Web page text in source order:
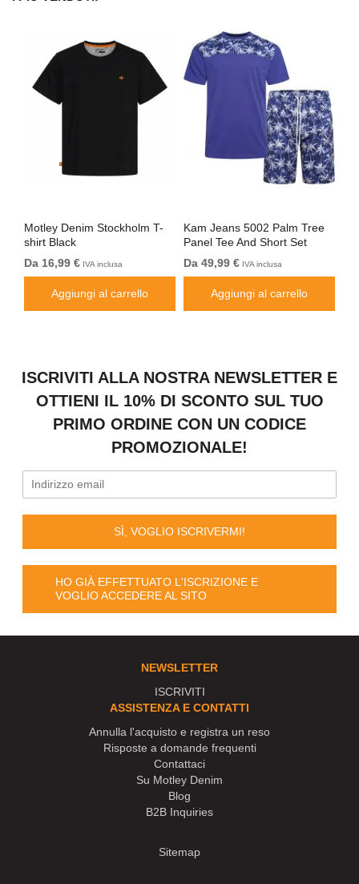
Motley Denim Stockholm T-
shirt Black
Da 16,99 € IVA inclusa
Aggiungi al carrello
Kam Jeans 5002 Palm Tree
Panel Tee And Short Set
Electric Blue
Da 49,99 € IVA inclusa
Aggiungi al carrello
ISCRIVITI ALLA NOSTRA NEWSLETTER E
OTTIENI IL 10% DI SCONTO SUL TUO
PRIMO ORDINE CON UN CODICE
PROMOZIONALE!
SÌ, VOGLIO ISCRIVERMI!
HO GIÀ EFFETTUATO L'ISCRIZIONE E
VOGLIO ACCEDERE AL SITO
NEWSLETTER
ISCRIVITI
ASSISTENZA E CONTATTI
Annulla l'acquisto e registra un reso
Risposte a domande frequenti
Contattaci
Su Motley Denim
Blog
B2B Inquiries
Sitemap